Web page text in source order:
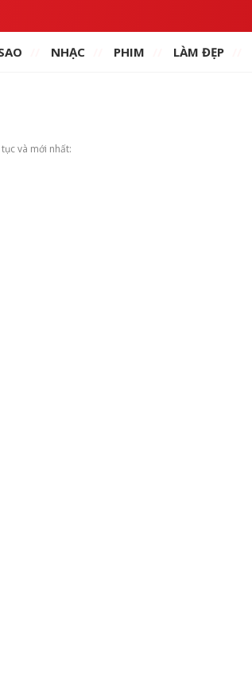
NHẠC PHIM LÀM ĐẸP
và mới nhất: